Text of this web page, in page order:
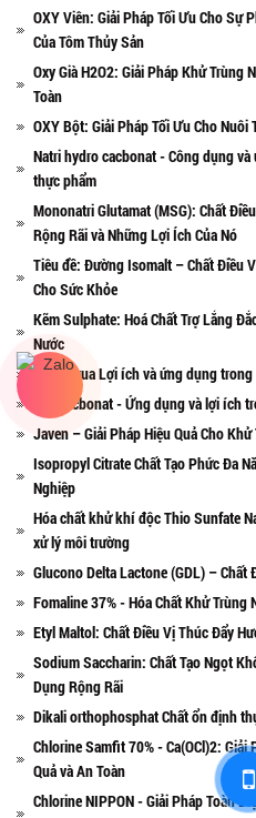
OXY Viên: Giải Pháp Tối Ưu Cho Sự
Của Tôm Thủy Sản
Oxy Già H2O2: Giải Pháp Khử Trùng
Toàn
OXY Bột: Giải Pháp Tối Ưu Cho Nuôi
Natri hydro cacbonat - Công dụng
thực phẩm
Mononatri Glutamat (MSG): Chất
Rộng Rãi và Những Lợi Ích Của Nó
Tiêu đề: Đường Isomalt – Chất Điều
Cho Sức Khỏe
Kẽm Sulphate: Hoá Chất Trợ Lắng
Nước
Kali clorua Lợi ích và ứng dụng
Kali cacbonat - Ứng dụng và lợi ích
Javen – Giải Pháp Hiệu Quả Cho
Isopropyl Citrate Chất Tạo Phức Đa
Nghiệp
Hóa chất khử khí độc Thio Sunfate
xử lý môi trường
Glucono Delta Lactone (GDL) –
Fomaline 37% - Hóa Chất Khử
Etyl Maltol: Chất Điều Vị Thúc Đẩy
Sodium Saccharin: Chất Tạo Ngọt
Dụng Rộng Rãi
Dikali orthophosphat Chất ổn định
Chlorine Samfit 70% - Ca(OCl)2: Giải
Quả và An Toàn
Chlorine NIPPON - Giải Pháp Toàn